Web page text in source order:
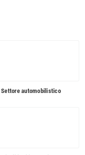
Settore automobilistico